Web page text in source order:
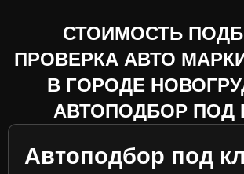
СТОИМОСТЬ
ПРОВЕРКА АВТО МАРКИ
В ГОРОДЕ
АВТОПОДБОР ПОД
Автоподбор под